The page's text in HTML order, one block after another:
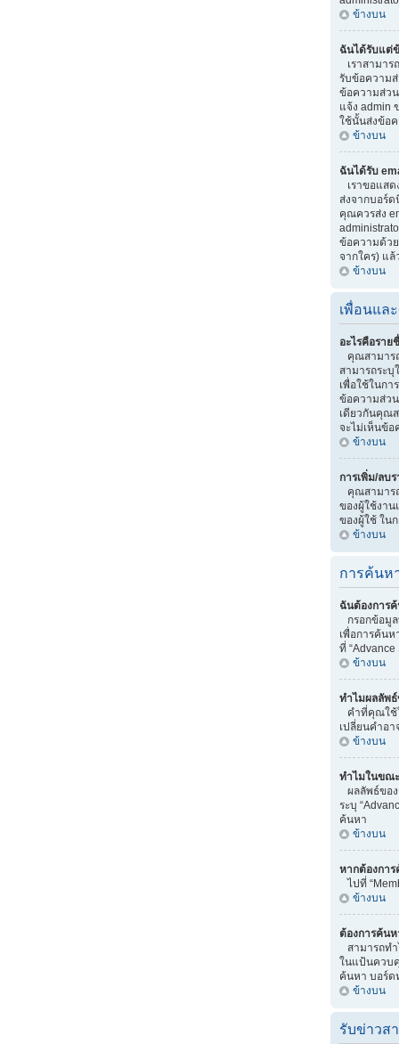
ข้างบน
ฉันได้รับแต่
เราสามาร
รับข้อความ
ข้อความส่ว
แจ้ง admin
ใช้นั้นส่งข้อ
ข้างบน
ฉันได้รับ
เราขอแสด
ส่งจากบอร์
คุณควรส่ง
ข้อความด้ว
จากใคร) แล้
ข้างบน
เพื่อนแล
อะไรคือรา
คุณสามาร
สามารถระ
เพื่อใช้ในกา
ข้อความส่ว
เดียวกันคุณ
จะไม่เห็นข้
ข้างบน
การเพิ่ม/ลบ
คุณสามาร
ของผู้ใช้งา
ของผู้ใช้ ใน
ข้างบน
การค้นห
ฉันต้องการ
กรอกข้อมู
เพื่อการค้นห
ที่
ข้างบน
ทำไมผลลัพธ์
คำที่คุณใช้
เปลี่ยนคำอ
ข้างบน
ทำไมในขณ
ผลลัพธ์ขอ
ระบุ
ค้นหา
ข้างบน
หากต้องกา
ไปที่
ข้างบน
ต้องการค้น
สามารถทำ
ในแป้นควบ
ค้นหา บอร์ด
ข้างบน
รับข่าวส